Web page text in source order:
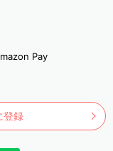
Pay
登録